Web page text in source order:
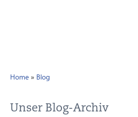
Home » Blog
Unser Blog-Archiv